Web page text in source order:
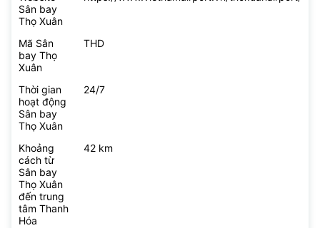
Sân bay
Thọ Xuân
Mã Sân
bay Thọ
Xuân
THD
Thời gian
hoạt động
Sân bay
Thọ Xuân
24/7
Khoảng
cách từ
Sân bay
Thọ Xuân
đến trung
tâm Thanh
Hóa
42 km